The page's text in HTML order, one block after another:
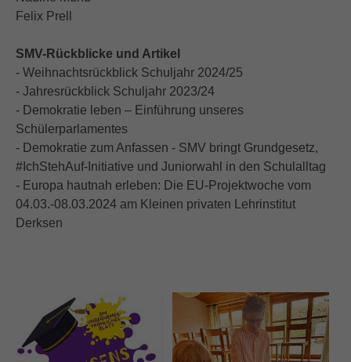
Felix Prell
SMV-Rückblicke und Artikel
- Weihnachtsrückblick Schuljahr 2024/25
- Jahresrückblick Schuljahr 2023/24
- Demokratie leben – Einführung unseres
Schülerparlamentes
- Demokratie zum Anfassen - SMV bringt Grundgesetz,
#IchStehAuf-Initiative und Juniorwahl in den Schulalltag
- Europa hautnah erleben: Die EU-Projektwoche vom
04.03.-08.03.2024 am Kleinen privaten Lehrinstitut
Derksen